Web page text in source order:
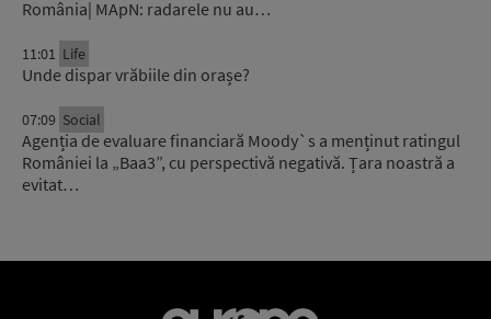
România| MApN: radarele nu au…
11:01 Life
Unde dispar vrăbiile din orașe?
07:09 Social
Agenția de evaluare financiară Moody`s a menținut ratingul
României la „Baa3”, cu perspectivă negativă. Țara noastră a
evitat…